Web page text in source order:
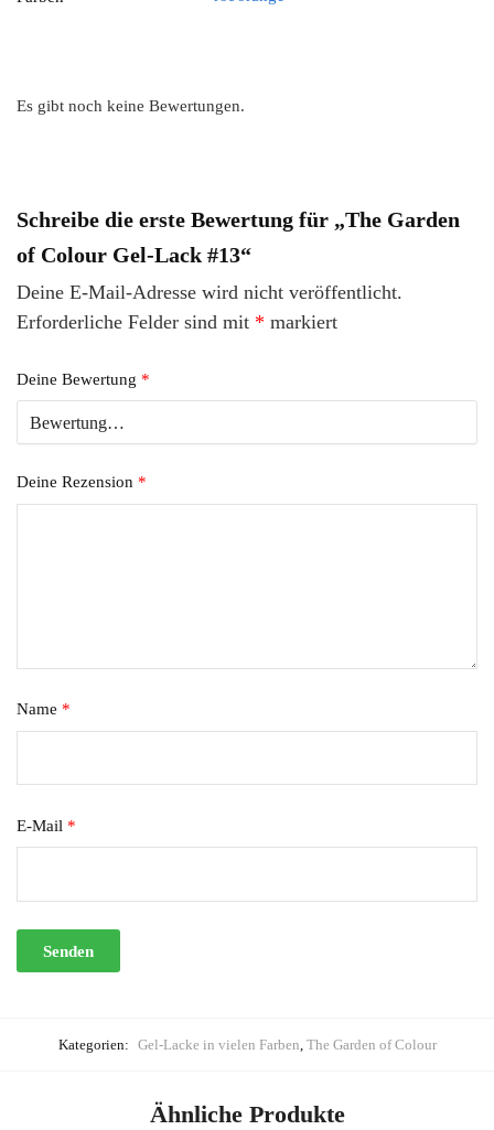
Es gibt noch keine Bewertungen.
Schreibe die erste Bewertung für „The Garden
of Colour Gel-Lack #13“
Deine E-Mail-Adresse wird nicht veröffentlicht.
Erforderliche Felder sind mit * markiert
Deine Bewertung *
Deine Rezension *
Name *
E-Mail *
Kategorien: Gel-Lacke in vielen Farben The Garden of Colour
Ähnliche Produkte